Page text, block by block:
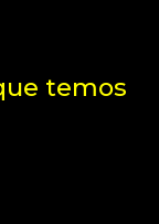
temos